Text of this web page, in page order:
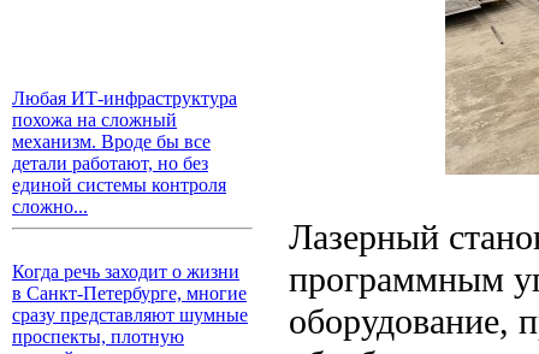
Любая ИТ-инфраструктура
похожа на сложный
механизм. Вроде бы все
детали работают, но без
единой системы контроля
сложно...
Когда речь заходит о жизни
в Санкт-Петербурге, многие
сразу представляют шумные
проспекты, плотную
Лазерный
программным
оборудование,